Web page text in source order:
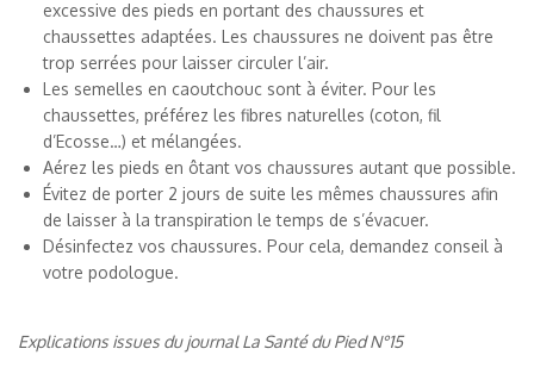
excessive des pieds en portant des chaussures et
chaussettes adaptées. Les chaussures ne doivent pas être
trop serrées pour laisser circuler l’air.
Les semelles en caoutchouc sont à éviter. Pour les
chaussettes, préférez les fibres naturelles (coton, fil
d’Ecosse…) et mélangées.
Aérez les pieds en ôtant vos chaussures autant que possible.
Évitez de porter 2 jours de suite les mêmes chaussures afin
de laisser à la transpiration le temps de s’évacuer.
Désinfectez vos chaussures. Pour cela, demandez conseil à
votre podologue.
Explications issues du journal La Santé du Pied N°15